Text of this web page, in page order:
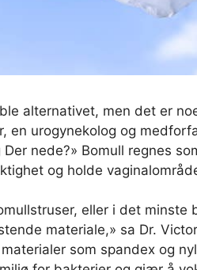
alternativet, men det er
urogynekolog og
nede?» Bomull regnes
og holde
eller i det minste
materiale,» sa Dr.
som spandex og